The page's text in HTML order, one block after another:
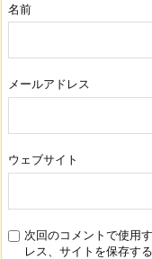
名前
メールアドレス
ウェブサイト
次回のコメントで使用
レス、サイトを保存する